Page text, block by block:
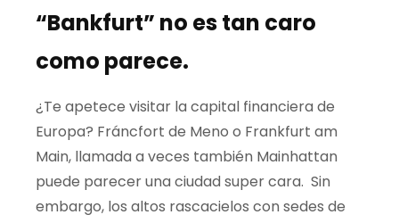
“Bankfurt” no es tan caro
como parece.
¿Te apetece visitar la capital financiera de
Europa? Fráncfort de Meno o Frankfurt am
Main, llamada a veces también Mainhattan
puede parecer una ciudad super cara. Sin
embargo, los altos rascacielos con sedes de